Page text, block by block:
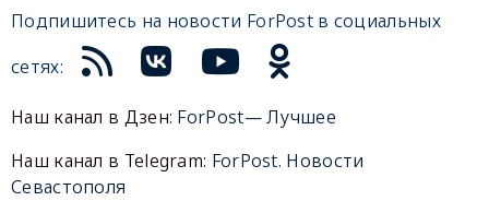
Подпишитесь на новости ForPost в социальных
сетях:
Наш канал в Дзен: ForPost— Лучшее
Наш канал в Telegram: ForPost. Новости
Севастополя